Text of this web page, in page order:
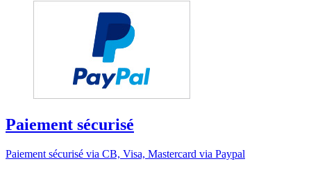
Paiement sécurisé
Paiement sécurisé via CB, Visa, Mastercard via Paypal